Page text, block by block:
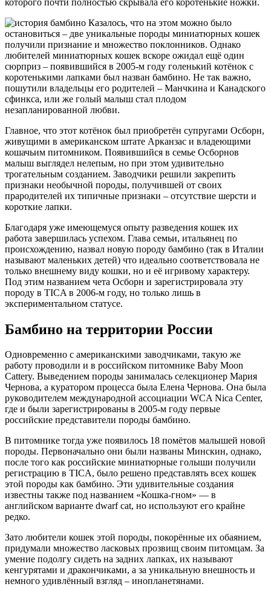
Казалось, что на этом можно было
остановиться – две уникальные породы миниатюрных кошек
получили признание и множество поклонников. Однако
любителей миниатюрных кошек вскоре ожидал ещё один
сюрприз – появившийся в 2005-м году голенький котёнок с
коротенькими лапками был назван бамбино. Не так важно,
пошутили владельцы его родителей – Манчкина и Канадского
сфинкса, или же голый малыш стал плодом
незапланированной любви.
Главное, что этот котёнок был приобретён супругами Осборн,
живущими в американском штате Арканзас и владеющими
кошачьим питомником. Появившийся в семье Осборнов
малыш выглядел нелепым, но при этом удивительно
трогательным созданием. Заводчики решили закрепить
признаки необычной породы, получившей от своих
прародителей их типичные признаки – отсутствие шерсти и
короткие лапки.
Благодаря уже имеющемуся опыту разведения кошек их
работа завершилась успехом. Глава семьи, итальянец по
происхождению, назвал новую породу бамбино (так в Италии
называют маленьких детей) что идеально соответствовала не
только внешнему виду кошки, но и её игривому характеру.
Под этим названием чета Осборн и зарегистрировала эту
породу в TICA в 2006-м году, но только лишь в
экспериментальном статусе.
Бамбино на территории России
Одновременно с американскими заводчиками, такую же
работу проводили и в российском питомнике Baby Moon
Cattery. Выведением породы занималась селекционер Мария
Чернова, а куратором процесса была Елена Чернова. Она была
руководителем международной ассоциации WCA Nica Center,
где и были зарегистрированы в 2005-м году первые
российские представители породы бамбино.
В питомнике тогда уже появилось 18 помётов малышей новой
породы. Первоначально они были названы Минскин, однако,
после того как российские миниатюрные голыши получили
регистрацию в TICA, было решено представлять всех кошек
этой породы как бамбино. Эти удивительные создания
известны также под названием «Кошка-гном» — в
английском варианте dwarf cat, но используют его крайне
редко.
Зато любители кошек этой породы, покорённые их обаянием,
придумали множество ласковых прозвищ своим питомцам. За
умение подолгу сидеть на задних лапках, их называют
кенгурятами и дракончиками, а за уникальную внешность и
немного удивлённый взгляд – инопланетянами.